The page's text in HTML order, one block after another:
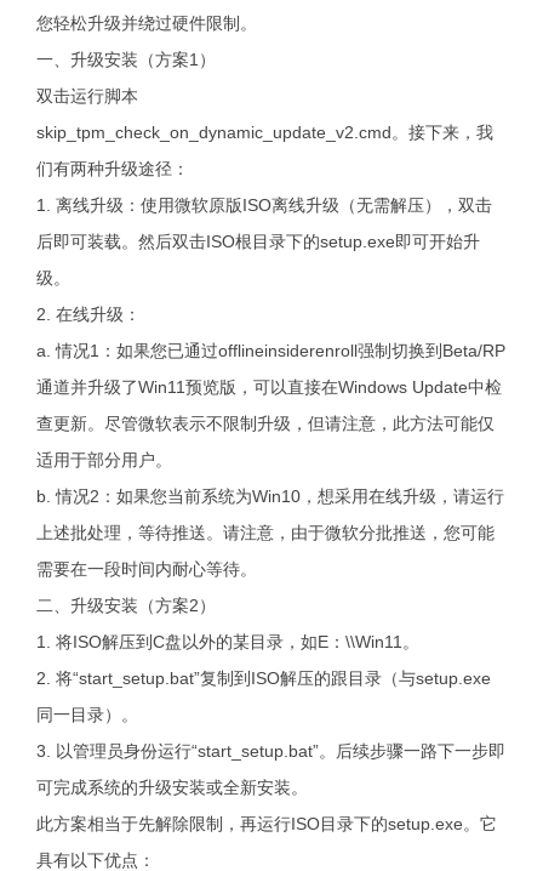
您轻松升级并绕过硬件限制。
一、升级安装（方案1）
双击运行脚本
skip_tpm_check_on_dynamic_update_v2.cmd。接下来，我
们有两种升级途径：
1. 离线升级：使用微软原版ISO离线升级（无需解压），双击
后即可装载。然后双击ISO根目录下的setup.exe即可开始升
级。
2. 在线升级：
a. 情况1：如果您已通过offlineinsiderenroll强制切换到Beta/RP
通道并升级了Win11预览版，可以直接在Windows Update中检
查更新。尽管微软表示不限制升级，但请注意，此方法可能仅
适用于部分用户。
b. 情况2：如果您当前系统为Win10，想采用在线升级，请运行
上述批处理，等待推送。请注意，由于微软分批推送，您可能
需要在一段时间内耐心等待。
二、升级安装（方案2）
1. 将ISO解压到C盘以外的某目录，如E：\\Win11。
2. 将“start_setup.bat”复制到ISO解压的跟目录（与setup.exe
同一目录）。
3. 以管理员身份运行“start_setup.bat”。后续步骤一路下一步即
可完成系统的升级安装或全新安装。
此方案相当于先解除限制，再运行ISO目录下的setup.exe。它
具有以下优点：